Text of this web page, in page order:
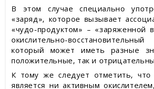
В этом случае специально
«заряд», которое вызывает
«чудо-продуктом» – «заряженной
окислительно-
который может иметь разные
положительные, так и
К тому же следует отметить,
является ни активным